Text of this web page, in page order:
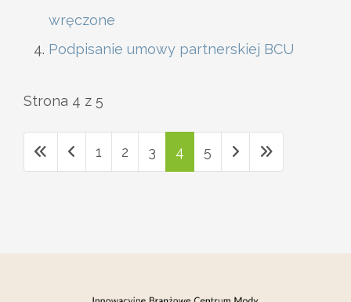
wręczone
Podpisanie umowy partnerskiej BCU
Strona 4 z 5
1 2 3 4 5